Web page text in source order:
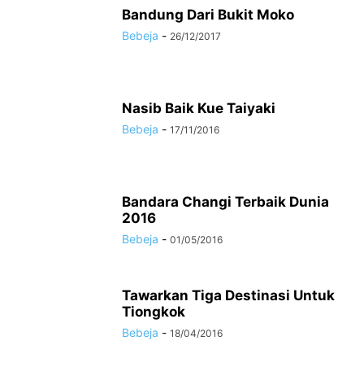
Bandung Dari Bukit Moko
Bebeja - 26/12/2017
Nasib Baik Kue Taiyaki
Bebeja - 17/11/2016
Bandara Changi Terbaik Dunia
2016
Bebeja - 01/05/2016
Tawarkan Tiga Destinasi Untuk
Tiongkok
Bebeja - 18/04/2016